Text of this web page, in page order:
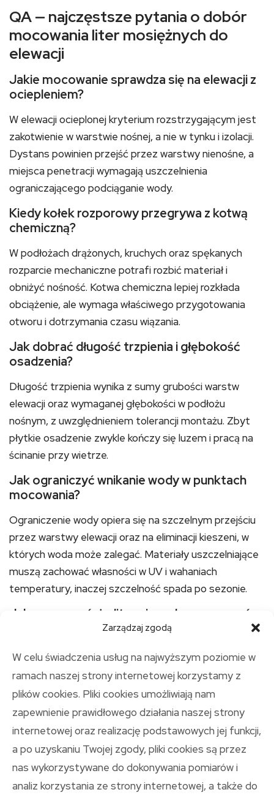
Zarządzaj zgodą
W celu świadczenia usług na najwyższym poziomie w
ramach naszej strony internetowej korzystamy z
plików cookies. Pliki cookies umożliwiają nam
zapewnienie prawidłowego działania naszej strony
internetowej oraz realizację podstawowych jej funkcji,
a po uzyskaniu Twojej zgody, pliki cookies są przez
nas wykorzystywane do dokonywania pomiarów i
analiz korzystania ze strony internetowej, a także do
QA — najczęstsze pytania o dobór
mocowania liter mosiężnych do
elewacji
Jakie mocowanie sprawdza się na elewacji z
ociepleniem?
W elewacji ocieplonej kryterium rozstrzygającym jest
zakotwienie w warstwie nośnej, a nie w tynku i izolacji.
Dystans powinien przejść przez warstwy nienośne, a
miejsca penetracji wymagają uszczelnienia
ograniczającego podciąganie wody.
Kiedy kołek rozporowy przegrywa z kotwą
chemiczną?
W podłożach drążonych, kruchych oraz spękanych
rozparcie mechaniczne potrafi rozbić materiał i
obniżyć nośność. Kotwa chemiczna lepiej rozkłada
obciążenie, ale wymaga właściwego przygotowania
otworu i dotrzymania czasu wiązania.
Jak dobrać długość trzpienia i głębokość
osadzenia?
Długość trzpienia wynika z sumy grubości warstw
elewacji oraz wymaganej głębokości w podłożu
nośnym, z uwzględnieniem tolerancji montażu. Zbyt
płytkie osadzenie zwykle kończy się luzem i pracą na
ścinanie przy wietrze.
Jak ograniczyć wnikanie wody w punktach
mocowania?
Ograniczenie wody opiera się na szczelnym przejściu
przez warstwy elewacji oraz na eliminacji kieszeni, w
których woda może zalegać. Materiały uszczelniające
muszą zachować własności w UV i wahaniach
temperatury, inaczej szczelność spada po sezonie.
Jak rozpoznać, że liter nie wolno mocować w
danym tynku bez wzmocnień?
Odspojenia, kruchość, siatka spękań i wykruszenia przy
próbnym wierceniu wskazują, że tynk nie przeniesie
obciążeń. W takiej sytuacji mocowanie powinno zostać
przeniesione do warstwy nośnej albo wymagać
wzmocnienia strefy montażu.
Czy mocowanie może powodować korozję w
kontakcie z mosiądzem?
W obecności wilgoci możliwa jest korozja kontaktowa